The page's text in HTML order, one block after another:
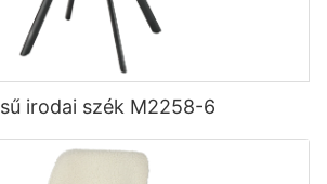
irodai szék M2258-6